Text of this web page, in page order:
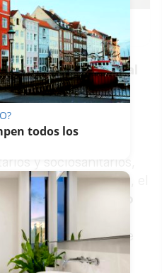
viajar sin visado
es acudir alTribunal
Andalucía (TSJA)y
para implantar el
de acceder a
o deportivos, ocio
y sociosanitarios,
Esta misma semana, el
del País Vasco
al Gobierno de
el consejero afirma que
y que buscan
todos los